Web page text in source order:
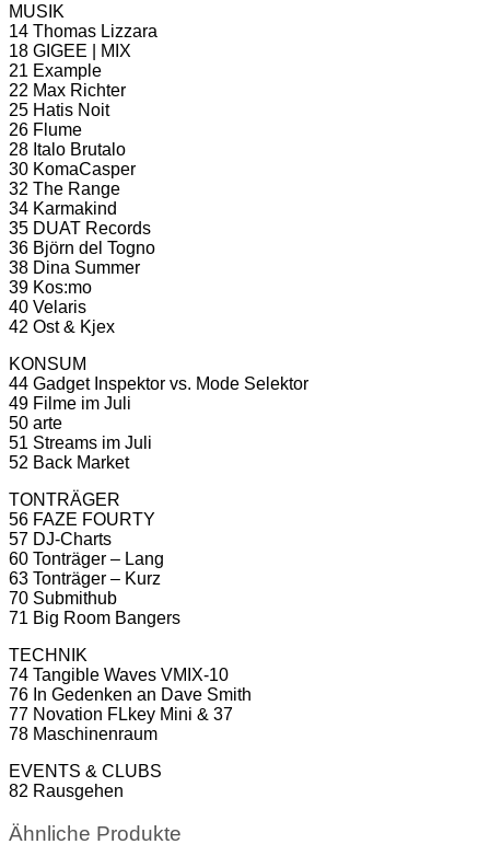
MUSIK
14 Thomas Lizzara
18 GIGEE | MIX
21 Example
22 Max Richter
25 Hatis Noit
26 Flume
28 Italo Brutalo
30 KomaCasper
32 The Range
34 Karmakind
35 DUAT Records
36 Björn del Togno
38 Dina Summer
39 Kos:mo
40 Velaris
42 Ost & Kjex
KONSUM
44 Gadget Inspektor vs. Mode Selektor
49 Filme im Juli
50 arte
51 Streams im Juli
52 Back Market
TONTRÄGER
56 FAZE FOURTY
57 DJ-Charts
60 Tonträger – Lang
63 Tonträger – Kurz
70 Submithub
71 Big Room Bangers
TECHNIK
74 Tangible Waves VMIX-10
76 In Gedenken an Dave Smith
77 Novation FLkey Mini & 37
78 Maschinenraum
EVENTS & CLUBS
82 Rausgehen
Ähnliche Produkte